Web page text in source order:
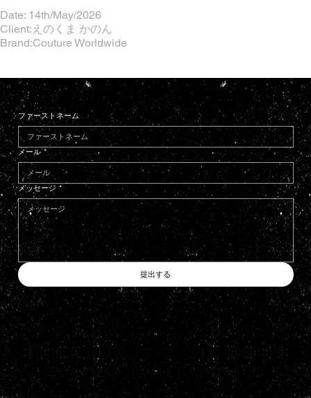
Date: 14th/May/2026
Client:えのくま かのん
Brand:Couture Worldwide
ファーストネーム
メール *
メッセージ *
提出する